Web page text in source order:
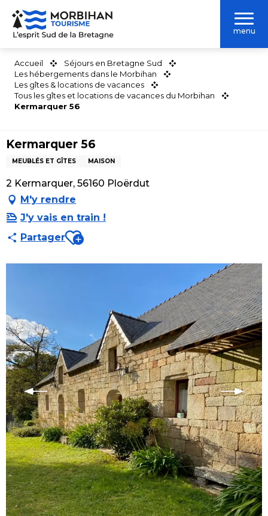
Aller
contenu
menu
Accueil
Séjours en Bretagne Sud
Les hébergements dans le Morbihan
Les gîtes & locations de vacances
Tous les gîtes et locations de vacances du Morbihan
Kermarquer 56
Kermarquer 56
MEUBLÉS ET GÎTES MAISON
2 Kermarquer, 56160 Ploërdut
M'y rendre
J'y vais en train !
PartagerAjouter aux favoris